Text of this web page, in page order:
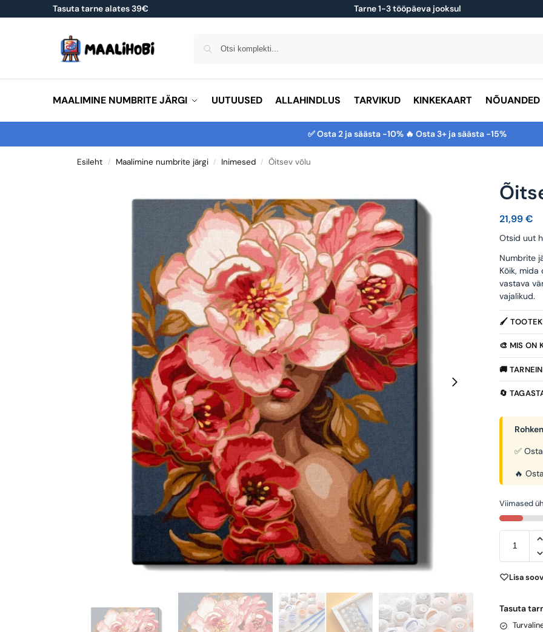
Tasuta tarne alates 39€ Tarne 1-3 tööpäeva jooksul
MAALIMINE NUMBRITE JÄRGI UUTUUSED ALLAHINDLUS TARVIKUD KINKEKAART NÕUANDED
✅ Osta 2 ja säästa -10% 🔥 Osta 3+ ja säästa -15%
Esileht / Maalimine numbrite järgi / Inimesed / Õitsev võlu
21,99€
Otsid uut
Numbrite
Kõik,
vastava
vajalikud.
🖌️
🎨 MIS ON
🚚
🔄
✅
🔥
Viimased
Lisa
Tasuta